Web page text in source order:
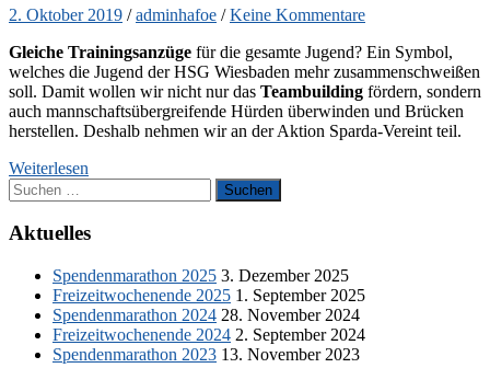
2. Oktober 2019 /adminhafoe /Keine Kommentare
Gleiche Trainingsanzüge für die gesamte Jugend? Ein Symbol,
welches die Jugend der HSG Wiesbaden mehr zusammenschweißen
soll. Damit wollen wir nicht nur das Teambuilding fördern, sondern
auch mannschaftsübergreifende Hürden überwinden und Brücken
herstellen. Deshalb nehmen wir an der Aktion Sparda-Vereint teil.
Weiterlesen
Suchen
nach:
Aktuelles
Spendenmarathon 2025 3. Dezember 2025
Freizeitwochenende 2025 1. September 2025
Spendenmarathon 2024 28. November 2024
Freizeitwochenende 2024 2. September 2024
Spendenmarathon 2023 13. November 2023